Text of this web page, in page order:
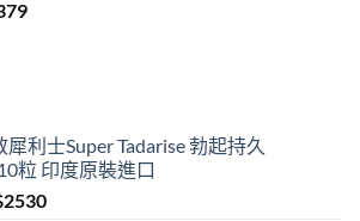
Current
利士Super Tadarise 勃起持久
粒 印度原裝進口
2530Price